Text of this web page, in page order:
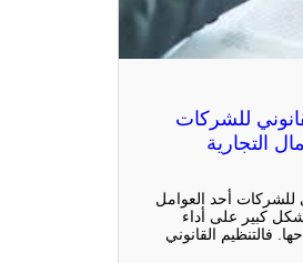
للشركات
التجارية
للشركات أحد العوامل
كبير على أداء
فالتنظيم القانوني